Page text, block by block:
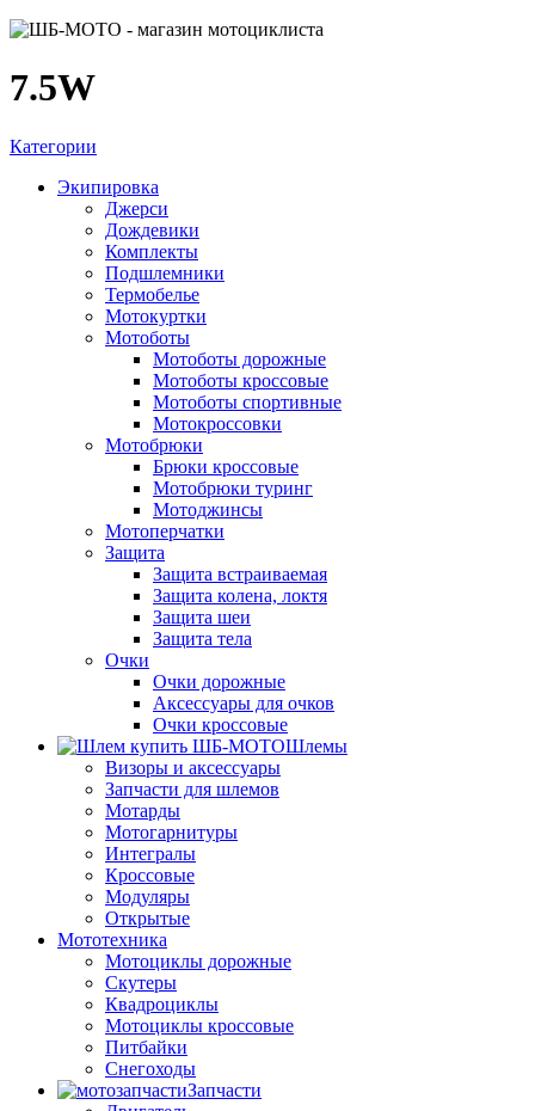
7.5W
Категории
Экипировка
Джерси
Дождевики
Комплекты
Подшлемники
Термобелье
Мотокуртки
Мотоботы
Мотоботы дорожные
Мотоботы кроссовые
Мотоботы спортивные
Мотокроссовки
Мотобрюки
Брюки кроссовые
Мотобрюки туринг
Мотоджинсы
Мотоперчатки
Защита
Защита встраиваемая
Защита колена, локтя
Защита шеи
Защита тела
Очки
Очки дорожные
Аксессуары для очков
Очки кроссовые
Шлемы
Визоры и аксессуары
Запчасти для шлемов
Мотарды
Мотогарнитуры
Интегралы
Кроссовые
Модуляры
Открытые
Мототехника
Мотоциклы дорожные
Скутеры
Квадроциклы
Мотоциклы кроссовые
Питбайки
Снегоходы
Запчасти